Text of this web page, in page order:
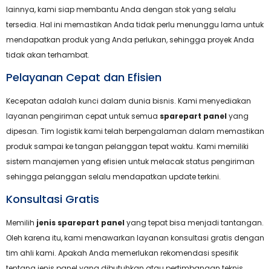
lainnya, kami siap membantu Anda dengan stok yang selalu
tersedia. Hal ini memastikan Anda tidak perlu menunggu lama untuk
mendapatkan produk yang Anda perlukan, sehingga proyek Anda
tidak akan terhambat.
Pelayanan Cepat dan Efisien
Kecepatan adalah kunci dalam dunia bisnis. Kami menyediakan
layanan pengiriman cepat untuk semua sparepart panel yang
dipesan. Tim logistik kami telah berpengalaman dalam memastikan
produk sampai ke tangan pelanggan tepat waktu. Kami memiliki
sistem manajemen yang efisien untuk melacak status pengiriman
sehingga pelanggan selalu mendapatkan update terkini.
Konsultasi Gratis
Memilih jenis sparepart panel yang tepat bisa menjadi tantangan.
Oleh karena itu, kami menawarkan layanan konsultasi gratis dengan
tim ahli kami. Apakah Anda memerlukan rekomendasi spesifik